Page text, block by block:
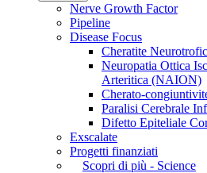
Nerve Growth Factor
Pipeline
Disease Focus
Cheratite
Neuropatia Ottica
Arteritica (NAION)
Cherato-
Paralisi Cerebrale
Difetto Epiteliale
Exscalate
Progetti finanziati
Scopri di più - Science